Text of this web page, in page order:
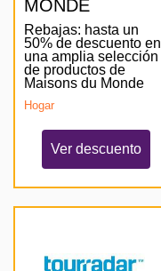
MONDE
Rebajas: hasta un
50% de descuento en
una amplia selección
de productos de
Maisons du Monde
Hogar
Ver descuento